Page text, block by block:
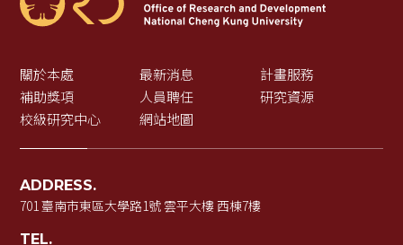
關於本處 最新消息
計畫服務
補助獎項
人員聘任
研究資源
校級研究中心
網站地圖
ADDRESS.
701 臺南市東區大學路1號 雲平大樓 西棟7樓
TEL.